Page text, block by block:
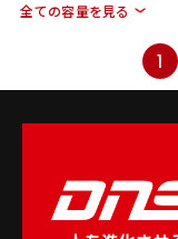
全ての容量を見る
1